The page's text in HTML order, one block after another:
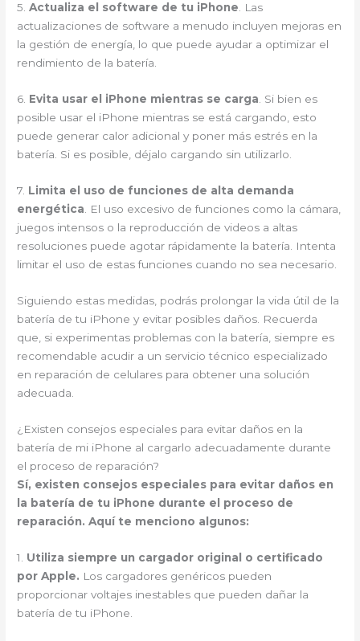
5.Actualiza el software de tu iPhone. Las
actualizaciones de software a menudo incluyen mejoras en
la gestión de energía, lo que puede ayudar a optimizar el
rendimiento de la batería.
6. Evita usar el iPhone mientras se carga. Si bien es
posible usar el iPhone mientras se está cargando, esto
puede generar calor adicional y poner más estrés en la
batería. Si es posible, déjalo cargando sin utilizarlo.
7. Limita el uso de funciones de alta demanda
energética . El uso excesivo de funciones como la cámara,
juegos intensos o la reproducción de videos a altas
resoluciones puede agotar rápidamente la batería. Intenta
limitar el uso de estas funciones cuando no sea necesario.
Siguiendo estas medidas, podrás prolongar la vida útil de la
batería de tu iPhone y evitar posibles daños. Recuerda
que, si experimentas problemas con la batería, siempre es
recomendable acudir a un servicio técnico especializado
en reparación de celulares para obtener una solución
adecuada.
¿Existen consejos especiales para evitar daños en la
batería de mi iPhone al cargarlo adecuadamente durante
el proceso de reparación?
Sí, existen consejos especiales para evitar daños en
la batería de tu iPhone durante el proceso de
reparación. Aquí te menciono algunos:
1. Utiliza siempre un cargador original o certificado
por Apple. Los cargadores genéricos pueden
proporcionar voltajes inestables que pueden dañar la
batería de tu iPhone.